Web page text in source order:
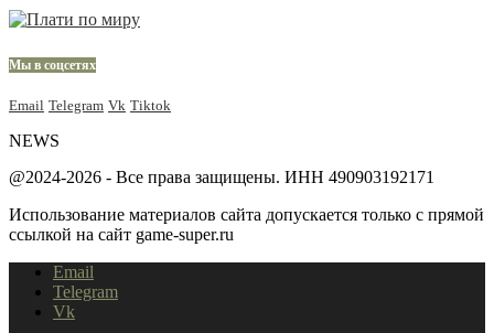
Мы в соцсетях
Email Telegram Vk Tiktok
NEWS
@2024-2026 - Все права защищены. ИНН 490903192171
Использование материалов сайта допускается только с прямой
ссылкой на сайт game-super.ru
Email
Telegram
Vk